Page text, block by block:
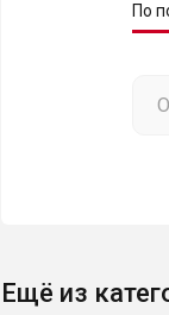
По
Ещё из